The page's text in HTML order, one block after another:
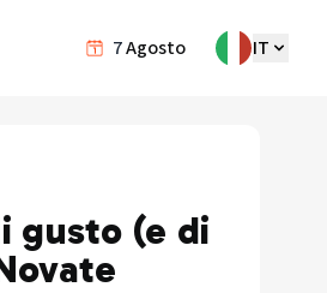
7Agosto IT
gusto (e di